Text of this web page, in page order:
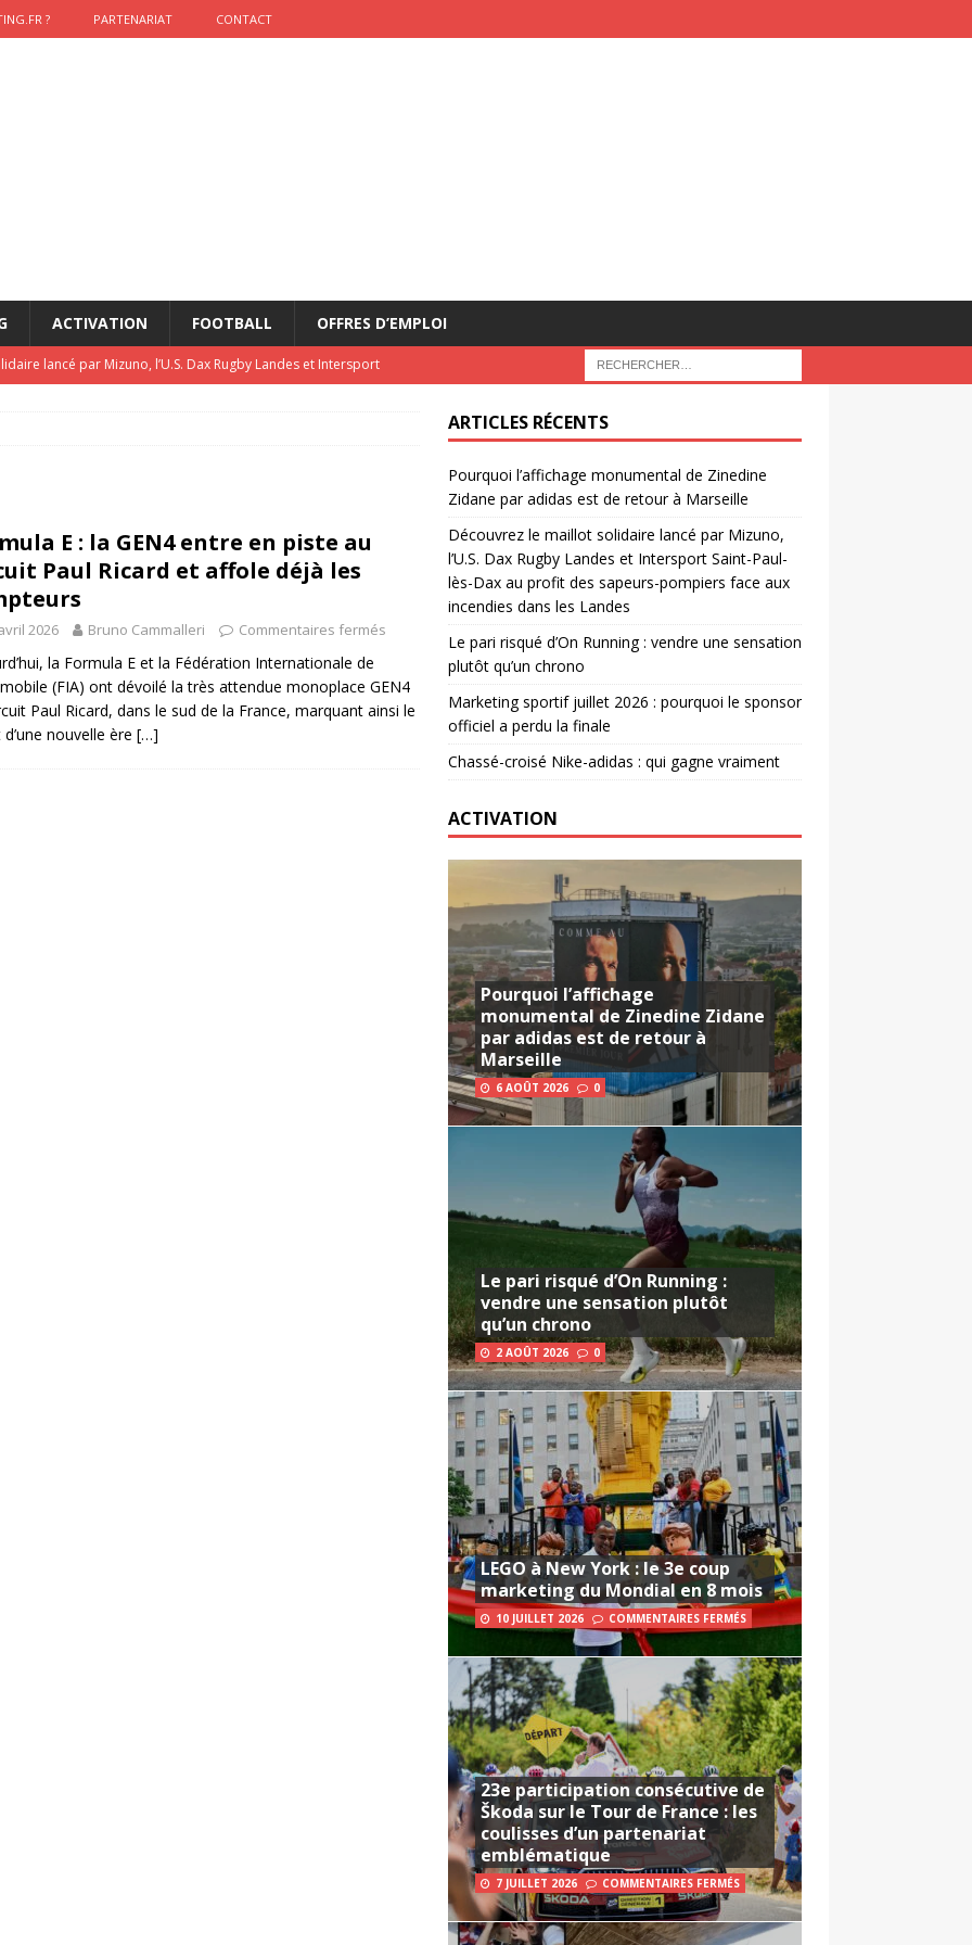
? PARTENARIAT CONTACT
ACTIVATION FOOTBALL OFFRES D’EMPLOI
lancé par Mizuno, l’U.S. Dax Rugby Landes et Intersport
: qui gagne vraiment
FOOTBALL
de Zinedine Zidane par adidas est de retour à
E : la GEN4 entre en piste au
Paul Ricard et affole déjà les
2026 Bruno Cammalleri Commentaires fermés
la Formula E et la Fédération Internationale de
(FIA) ont dévoilé la très attendue monoplace GEN4
Paul Ricard, dans le sud de la France, marquant ainsi le
nouvelle ère […]
ARTICLES RÉCENTS
Pourquoi l’affichage monumental de Zinedine
Zidane par adidas est de retour à Marseille
Découvrez le maillot solidaire lancé par Mizuno,
l’U.S. Dax Rugby Landes et Intersport Saint-Paul-
lès-Dax au profit des sapeurs-pompiers face aux
incendies dans les Landes
Le pari risqué d’On Running : vendre une sensation
plutôt qu’un chrono
Marketing sportif juillet 2026 : pourquoi le sponsor
officiel a perdu la finale
Chassé-croisé Nike-adidas : qui gagne vraiment
ACTIVATION
Pourquoi l’affichage
monumental de Zinedine Zidane
par adidas est de retour à
Marseille
6 AOÛT 2026 0
Le pari risqué d’On Running :
vendre une sensation plutôt
qu’un chrono
2 AOÛT 2026 0
LEGO à New York : le 3e coup
marketing du Mondial en 8 mois
10 JUILLET 2026 COMMENTAIRES FERMÉS
23e participation consécutive de
Škoda sur le Tour de France : les
coulisses d’un partenariat
emblématique
7 JUILLET 2026 COMMENTAIRES FERMÉS